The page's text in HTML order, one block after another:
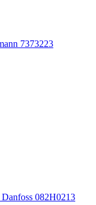
7373223
082H0213